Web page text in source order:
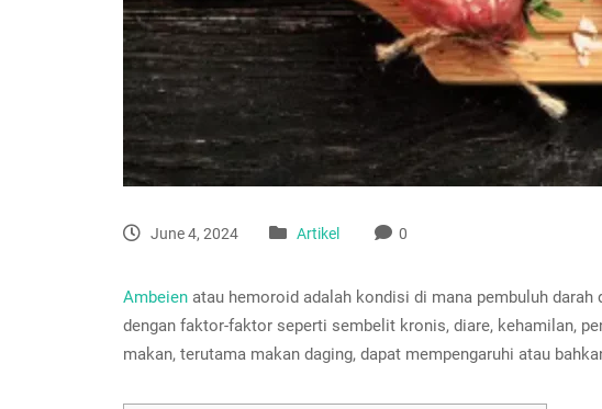
June 4, 2024 Artikel 0
Ambeien atau hemoroid adalah kondisi di mana pembuluh
dengan faktor-faktor seperti sembelit kronis, diare, kehamilan,
makan, terutama makan daging, dapat mempengaruhi atau